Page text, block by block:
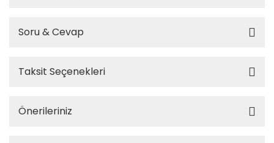
Soru & Cevap
Taksit Seçenekleri
Önerileriniz